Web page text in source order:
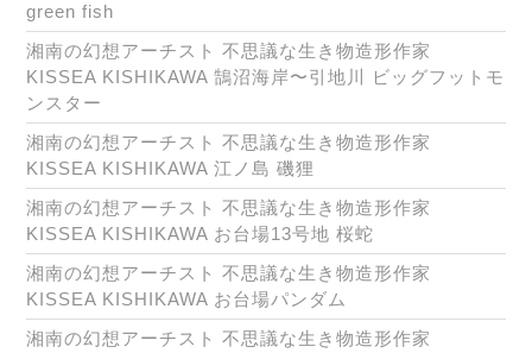
green fish
湘南の幻想アーチスト 不思議な生き物造形作家
KISSEA KISHIKAWA 鵠沼海岸〜引地川 ビッグフットモ
ンスター
湘南の幻想アーチスト 不思議な生き物造形作家
KISSEA KISHIKAWA 江ノ島 磯狸
湘南の幻想アーチスト 不思議な生き物造形作家
KISSEA KISHIKAWA お台場13号地 桜蛇
湘南の幻想アーチスト 不思議な生き物造形作家
KISSEA KISHIKAWA お台場パンダム
湘南の幻想アーチスト 不思議な生き物造形作家